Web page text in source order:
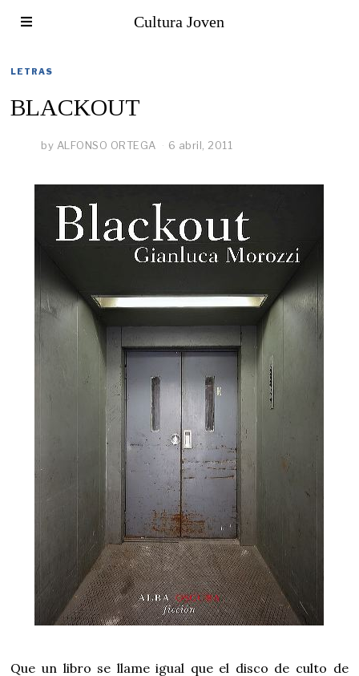
Cultura Joven
LETRAS
BLACKOUT
by ALFONSO ORTEGA 6 abril, 2011
Que un libro se llame igual que el disco de culto de